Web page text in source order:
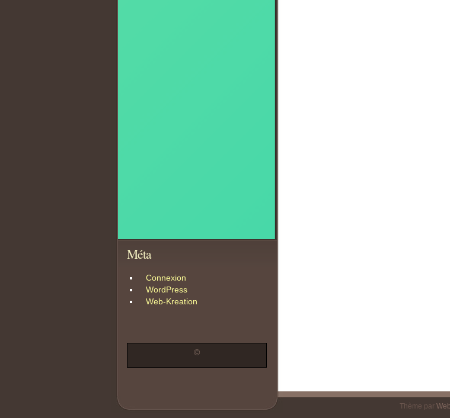
Méta
Connexion
WordPress
Web-Kreation
©
Thème par